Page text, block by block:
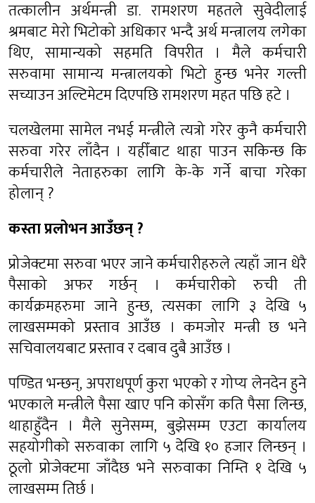
तत्कालीन अर्थमन्त्री डा. रामशरण महतले सुवेदीलाई
श्रमबाट मेरो भिटोको अधिकार भन्दै अर्थ मन्त्रालय लगेका
थिए, सामान्यको सहमति विपरीत । मैले कर्मचारी
सरुवामा सामान्य मन्त्रालयको भिटो हुन्छ भनेर गल्ती
सच्याउन अल्टिमेटम दिएपछि रामशरण महत पछि हटे ।
चलखेलमा सामेल नभई मन्त्रीले त्यत्रो गरेर कुनै कर्मचारी
सरुवा गरेर लाँदैन । यहीँबाट थाहा पाउन सकिन्छ कि
कर्मचारीले नेताहरुका लागि के-के गर्ने बाचा गरेका
होलान् ?
कस्ता प्रलोभन आउँछन् ?
प्रोजेक्टमा सरुवा भएर जाने कर्मचारीहरुले त्यहाँ जान धेरै
पैसाको अफर गर्छन् । कर्मचारीको रुची ती
कार्यक्रमहरुमा जाने हुन्छ, त्यसका लागि ३ देखि ५
लाखसम्मको प्रस्ताव आउँछ । कमजोर मन्त्री छ भने
सचिवालयबाट प्रस्ताव र दबाव दुबै आउँछ ।
पण्डित भन्छन्, अपराधपूर्ण कुरा भएको र गोप्य लेनदेन हुने
भएकाले मन्त्रीले पैसा खाए पनि कोसँग कति पैसा लिन्छ,
थाहाहुँदैन । मैले सुनेसम्म, बुझेसम्म एउटा कार्यालय
सहयोगीको सरुवाका लागि ५ देखि १० हजार लिन्छन् ।
ठूलो प्रोजेक्टमा जाँदैछ भने सरुवाका निम्ति १ देखि ५
लाखसम्म तिर्छ ।